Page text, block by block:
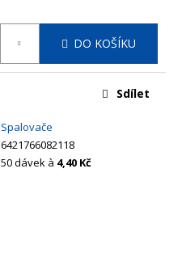
DO KOŠÍKU
Spalovače
6421766082118
50 dávek à 4,40 Kč
Sdílet